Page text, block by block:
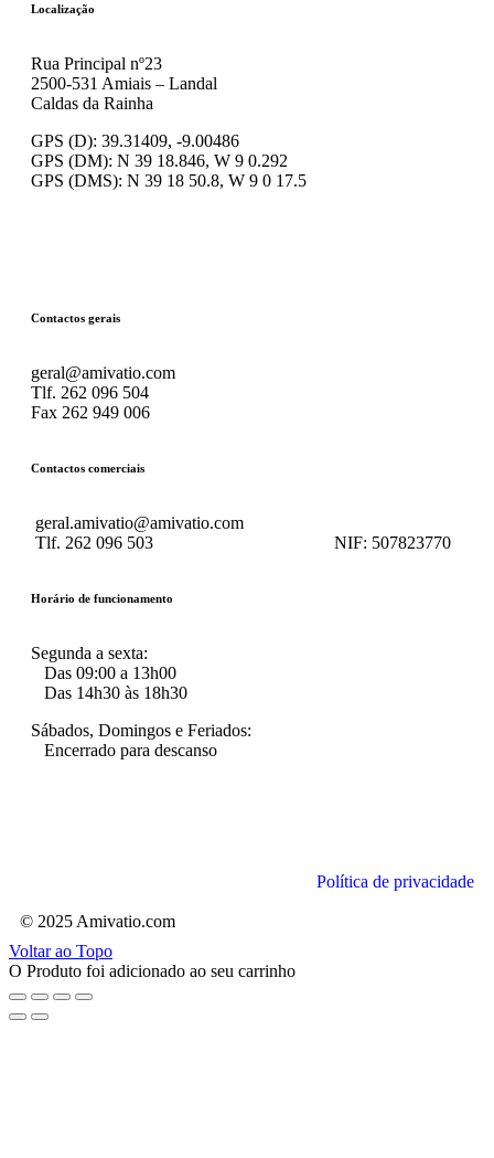
Localização
Rua Principal nº23
2500-531 Amiais – Landal
Caldas da Rainha
GPS (D): 39.31409, -9.00486
GPS (DM): N 39 18.846, W 9 0.292
GPS (DMS): N 39 18 50.8, W 9 0 17.5
Contactos gerais
geral@amivatio.com
Tlf. 262 096 504
Fax 262 949 006
Contactos comerciais
geral.amivatio@amivatio.com
Tlf. 262 096 503 NIF: 507823770
Horário de funcionamento
Segunda a sexta:
Das 09:00 a 13h00
Das 14h30 às 18h30
Sábados, Domingos e Feriados:
Encerrado para descanso
Política de privacidade
© 2025 Amivatio.com
Voltar ao Topo
O Produto foi adicionado ao seu carrinho